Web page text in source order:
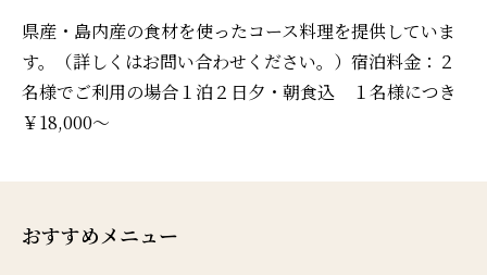
県産・島内産の食材を使ったコース料理を提供していま
す。（詳しくはお問い合わせください。）宿泊料金：２
名様でご利用の場合１泊２日夕・朝食込 １名様につき
￥18,000～
おすすめメニュー